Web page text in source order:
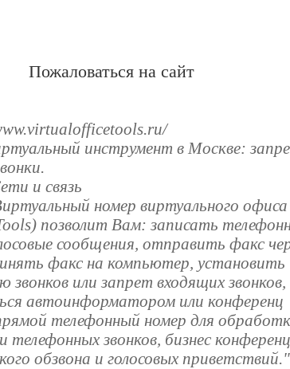
Пожаловаться на сайт
инструмент в Москве:
и связь
номер виртуального офиса
позволит Вам: записать
сообщения, отправить факс
факс на компьютер, установить
звонков или запрет входящих звонков,
автоинформатором или конференц
телефонный номер для
телефонных звонков, бизнес
обзвона и голосовых приветствий."